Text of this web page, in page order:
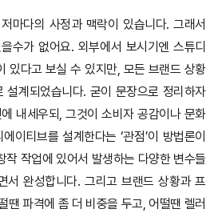
마다의 사정과 맥락이 있습니다. 그래서
수가 없어요. 외부에서 보시기엔 스튜디
있다고 보실 수 있지만, 모든 브랜드 상황
설계되었습니다. 굳이 문장으로 정리하자
내세우되, 그것이 소비자 공감이나 문화
이티브를 설계한다는 ‘관점’이 방법론이
작 작업에 있어서 발생하는 다양한 변수들
서 완성합니다. 그리고 브랜드 상황과 프
땐 파격에 좀 더 비중을 두고, 어떨땐 렐러